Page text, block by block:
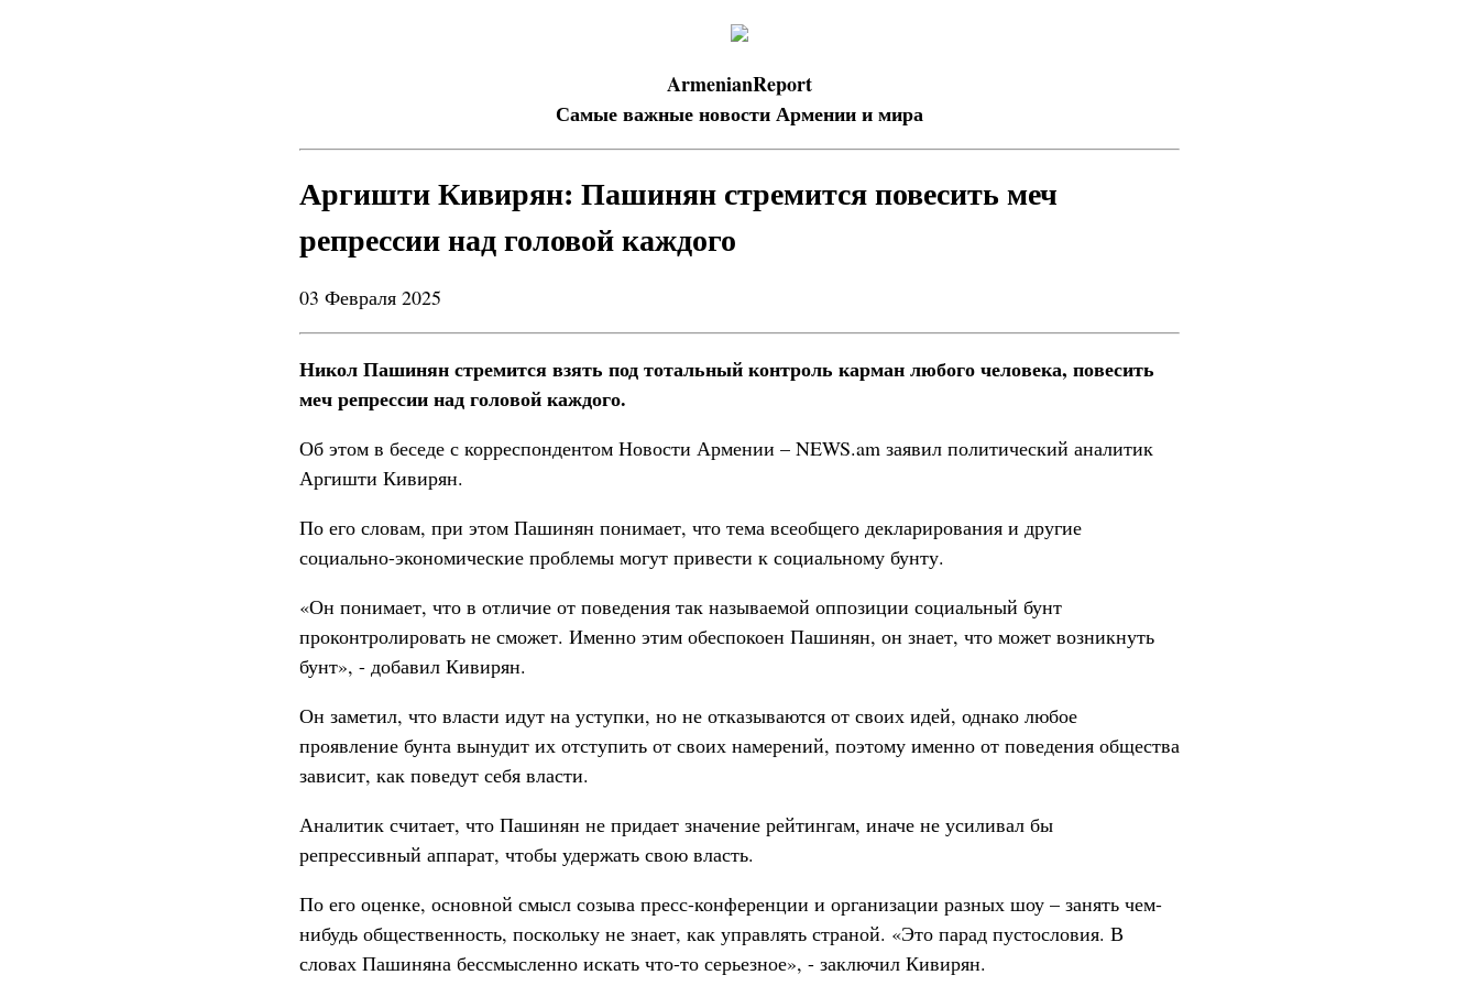
ArmenianReport
Самые важные новости Армении и мира
Аргишти Кивирян: Пашинян стремится повесить меч
репрессии над головой каждого
03 Февраля 2025
Никол Пашинян стремится взять под тотальный контроль карман любого человека, повесить
меч репрессии над головой каждого.
Об этом в беседе с корреспондентом Новости Армении – NEWS.am заявил политический аналитик
Аргишти Кивирян.
По его словам, при этом Пашинян понимает, что тема всеобщего декларирования и другие
социально-экономические проблемы могут привести к социальному бунту.
«Он понимает, что в отличие от поведения так называемой оппозиции социальный бунт
проконтролировать не сможет. Именно этим обеспокоен Пашинян, он знает, что может возникнуть
бунт», - добавил Кивирян.
Он заметил, что власти идут на уступки, но не отказываются от своих идей, однако любое
проявление бунта вынудит их отступить от своих намерений, поэтому именно от поведения общества
зависит, как поведут себя власти.
Аналитик считает, что Пашинян не придает значение рейтингам, иначе не усиливал бы
репрессивный аппарат, чтобы удержать свою власть.
По его оценке, основной смысл созыва пресс-конференции и организации разных шоу – занять чем-
нибудь общественность, поскольку не знает, как управлять страной. «Это парад пустословия. В
словах Пашиняна бессмысленно искать что-то серьезное», - заключил Кивирян.